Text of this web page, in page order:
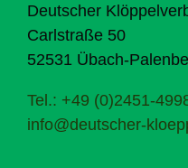
Deutscher
Carlstraße 50
52531 Übach-
Tel.: +49 (0)2451-
info@deutscher-